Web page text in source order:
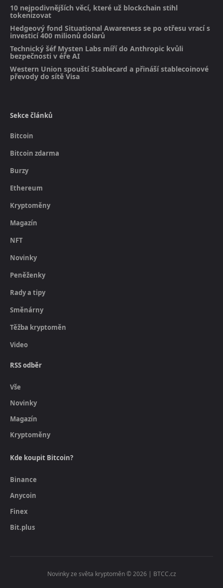
10 nejpodivnějších věcí, které už blockchain stihl
tokenizovat
Hedgeový fond Situational Awareness se po otřesu vrací s
investicí 400 milionů dolarů
Technický šéf Mysten Labs míří do Anthropic kvůli
bezpečnosti v éře AI
Western Union spouští Stablecard a přináší stablecoinové
převody do sítě Visa
Sekce článků
Bitcoin
Bitcoin zdarma
Burzy
Ethereum
Kryptoměny
Magazín
NFT
Novinky
Peněženky
Rady a tipy
Směnárny
Těžba kryptoměn
Video
RSS odběr
Vše
Novinky
Magazín
Kryptoměny
Kde koupit Bitcoin?
Binance
Anycoin
Finex
Bit.plus
Novinky ze světa kryptoměn © 2026 | BTCC.cz